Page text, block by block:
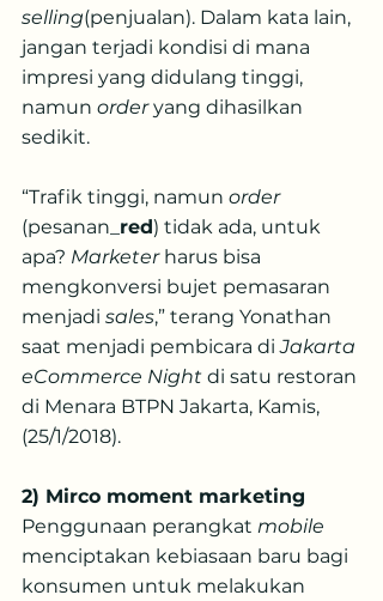
selling(penjualan). Dalam kata lain,
jangan terjadi kondisi di mana
impresi yang didulang tinggi,
namun order yang dihasilkan
sedikit.
“Trafik tinggi, namun order
(pesanan_ red) tidak ada, untuk
apa? Marketer harus bisa
mengkonversi bujet pemasaran
menjadi sales,” terang Yonathan
saat menjadi pembicara di Jakarta
eCommerce Night di satu restoran
di Menara BTPN Jakarta, Kamis,
(25/1/2018).
2) Mirco moment marketing
Penggunaan perangkat mobile
menciptakan kebiasaan baru bagi
konsumen untuk melakukan